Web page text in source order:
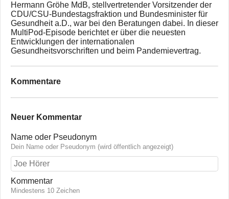
Hermann Gröhe MdB, stellvertretender Vorsitzender der
CDU/CSU-Bundestagsfraktion und Bundesminister für
Gesundheit a.D., war bei den Beratungen dabei. In dieser
MultiPod-Episode berichtet er über die neuesten
Entwicklungen der internationalen
Gesundheitsvorschriften und beim Pandemievertrag.
Kommentare
Neuer Kommentar
Name oder Pseudonym
Dein Name oder Pseudonym (wird öffentlich angezeigt)
Kommentar
Mindestens 10 Zeichen